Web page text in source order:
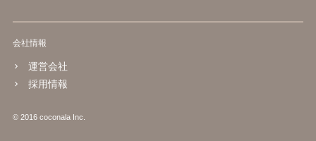
会社情報
運営会社
採用情報
© 2016 coconala Inc.